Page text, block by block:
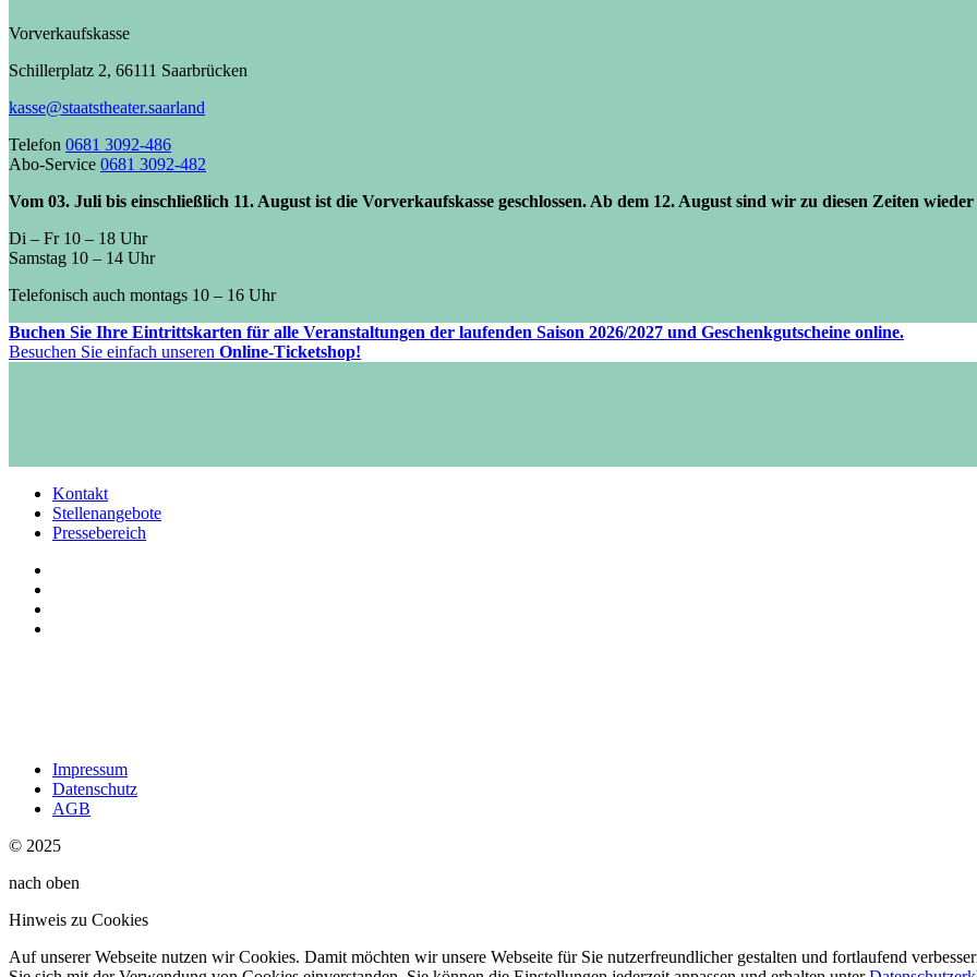
Vorverkaufskasse
Schillerplatz 2, 66111 Saarbrücken
kasse@staatstheater.saarland
Telefon 0681 3092-486
Abo-Service 0681 3092-482
Vom 03. Juli bis einschließlich 11. August ist die Vorverkaufskasse geschlossen. Ab dem 12. August sind wir zu diesen Zeiten
Di – Fr 10 – 18 Uhr
Samstag 10 – 14 Uhr
Telefonisch auch montags 10 – 16 Uhr
Buchen Sie Ihre Eintrittskarten für alle Veranstaltungen der laufenden Saison 2026/2027 und Geschenkgutscheine online.
Besuchen Sie einfach unseren Online-Ticketshop!
Kontakt
Stellenangebote
Pressebereich
Impressum
Datenschutz
AGB
© 2025
nach oben
Hinweis zu Cookies
Auf unserer Webseite nutzen wir Cookies. Damit möchten wir unsere Webseite für Sie nutzerfreundlicher gestalten und fortlaufend